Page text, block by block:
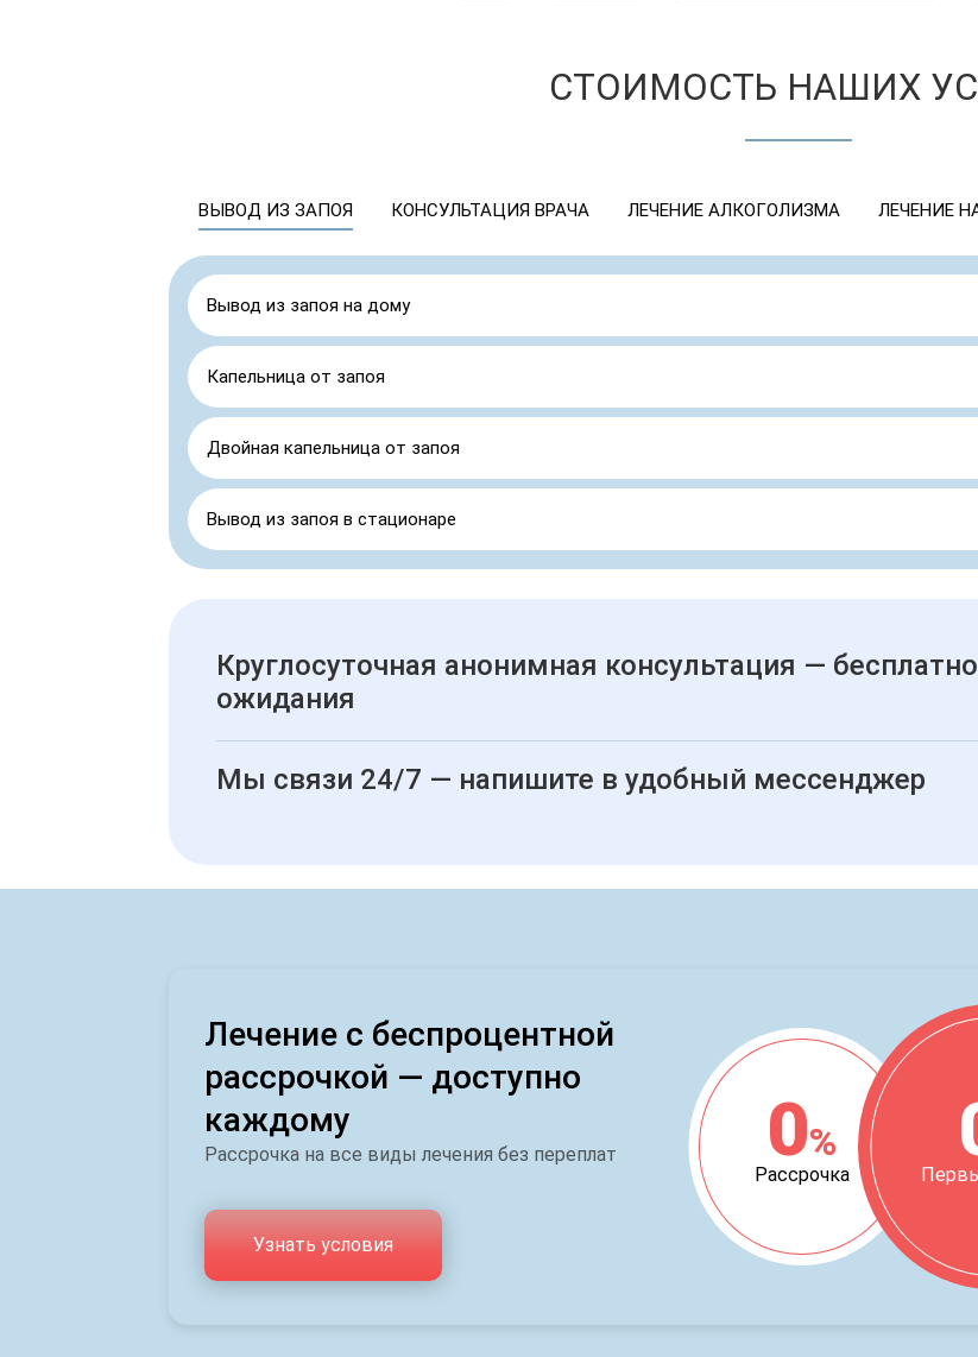
СТОИМОСТЬ НАШИХ
ВЫВОД ИЗ ЗАПОЯ КОНСУЛЬТАЦИЯ ВРАЧА ЛЕЧЕНИЕ АЛКОГОЛИЗМА ЛЕЧЕНИЕ
Вывод из запоя на дому
Капельница от запоя
Двойная капельница от запоя
Вывод из запоя в стационаре
Круглосуточная анонимная консультация —
ожидания
Мы связи 24/7 — напишите в удобный мессенджер
Лечение с беспроцентной
рассрочкой — доступно
каждому
Рассрочка на все виды лечения без переплат 0%
Рассрочка
Узнать условия